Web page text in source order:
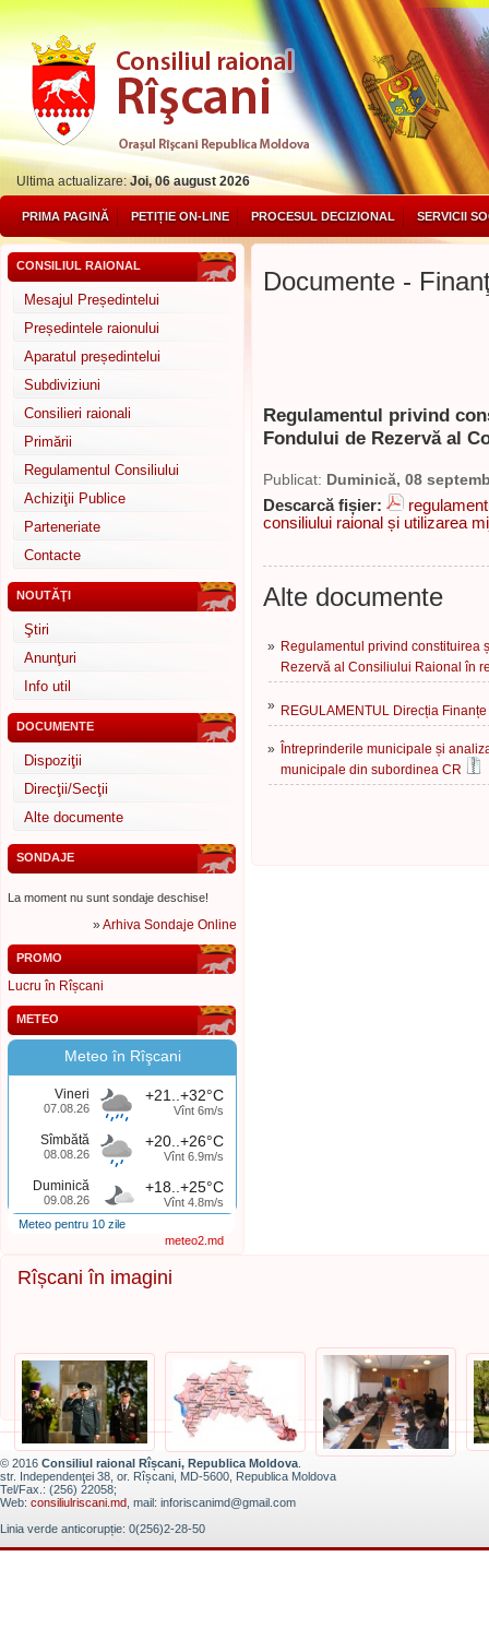
Ultima actualizare:Joi, 06 august 2026
PRIMA PAGINĂ PETIȚIE ON-LINE PROCESUL DECIZIONAL SERVICII
CONSILIUL RAIONAL
Mesajul Președintelui
Președintele raionului
Aparatul președintelui
Subdiviziuni
Consilieri raionali
Primării
Regulamentul Consiliului
Achiziţii Publice
Parteneriate
Contacte
NOUTĂŢI
Ştiri
Anunţuri
Info util
DOCUMENTE
Dispoziţii
Direcţii/Secţii
Alte documente
SONDAJE
La moment nu sunt sondaje deschise!
»Arhiva Sondaje Online
PROMO
Lucru în Rîșcani
METEO
Meteo în Rîşcani
Vineri
07.08.26
+21..+32°C
Vînt 6m/s
Sîmbătă
08.08.26
+20..+26°C
Vînt 6.9m/s
Duminică
09.08.26
+18..+25°C
Vînt 4.8m/s
Meteo pentru 10 zile
meteo2.md
Documente -
Regulamentul privind
Fondului de Rezervă al
Publicat: Duminică, 08
Descarcă fișier:
consiliului raional și utilizarea
Alte documente
» Regulamentul privind constituirea
Rezervă al Consiliului Raional în
» REGULAMENTUL Direcția Finanțe
» Întreprinderile municipale și
municipale din subordinea CR
Rîșcani în imagini
© 2016 Consiliul raional Rîșcani, Republica Moldova
str. Independenţei 38, or. Rîșcani, MD-5600, Republica Moldova
Tel/Fax.: (256) 22058;
Web: consiliulriscani.md , mail: inforiscanimd@gmail.com
Linia verde anticorupție: 0(256)2-28-50